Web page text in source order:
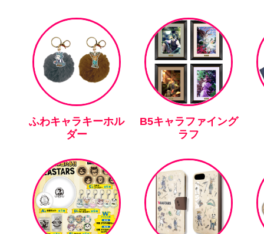
ふわキャラキーホル
ダー
B5キャラファイング
ラフ